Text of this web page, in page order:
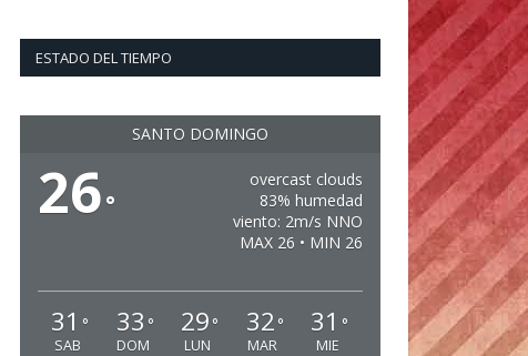
ESTADO DEL TIEMPO
SANTO DOMINGO
26°
overcast clouds
83% humedad
viento: 2m/s NNO
MAX 26 • MIN 26
31 °
SAB
33 °
DOM
29 °
LUN
32 °
MAR
31 °
MIE